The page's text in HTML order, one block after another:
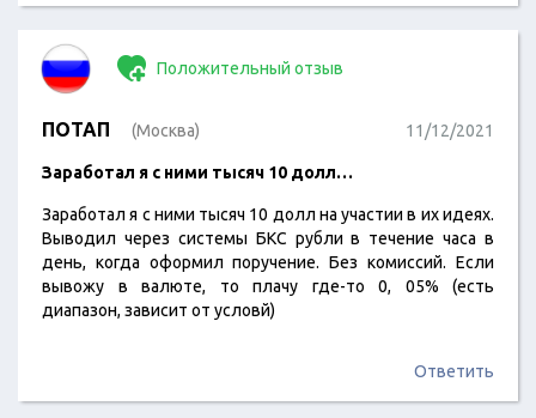
Положительный отзыв
ПОТАП (Москва) 11/12/2021
Заработал я с ними тысяч 10 долл…
Заработал я с ними тысяч 10 долл на участии в их идеях.
Выводил через системы БКС рубли в течение часа в
день, когда оформил поручение. Без комиссий. Если
вывожу в валюте, то плачу где-то 0, 05% (есть
диапазон, зависит от условй)
Ответить